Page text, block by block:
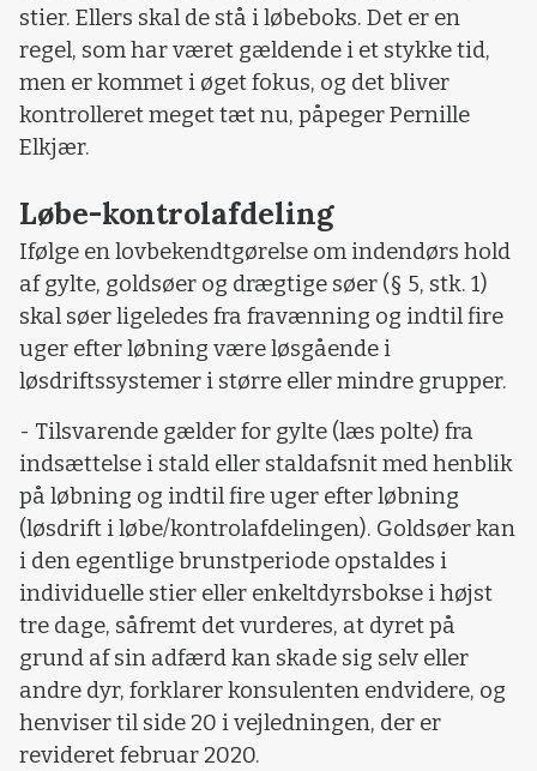
stier. Ellers skal de stå i løbeboks. Det er en
regel, som har været gældende i et stykke tid,
men er kommet i øget fokus, og det bliver
kontrolleret meget tæt nu, påpeger Pernille
Elkjær.
Løbe-kontrolafdeling
Ifølge en lovbekendtgørelse om indendørs hold
af gylte, goldsøer og drægtige søer (§ 5, stk. 1)
skal søer ligeledes fra fravænning og indtil fire
uger efter løbning være løsgående i
løsdriftssystemer i større eller mindre grupper.
- Tilsvarende gælder for gylte (læs polte) fra
indsættelse i stald eller staldafsnit med henblik
på løbning og indtil fire uger efter løbning
(løsdrift i løbe/kontrolafdelingen). Goldsøer kan
i den egentlige brunstperiode opstaldes i
individuelle stier eller enkeltdyrsbokse i højst
tre dage, såfremt det vurderes, at dyret på
grund af sin adfærd kan skade sig selv eller
andre dyr, forklarer konsulenten endvidere, og
henviser til side 20 i vejledningen, der er
revideret februar 2020.